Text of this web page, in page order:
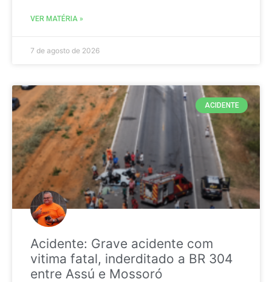
VER MATÉRIA »
7 de agosto de 2026
ACIDENTE
Acidente: Grave acidente com
vitima fatal, inderditado a BR 304
entre Assú e Mossoró